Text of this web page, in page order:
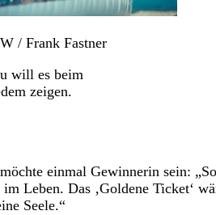
/ Frank Fastner
will es beim
zeigen.
einmal Gewinnerin sein:
Leben. Das ‚Goldene Ticket‘
Seele.“